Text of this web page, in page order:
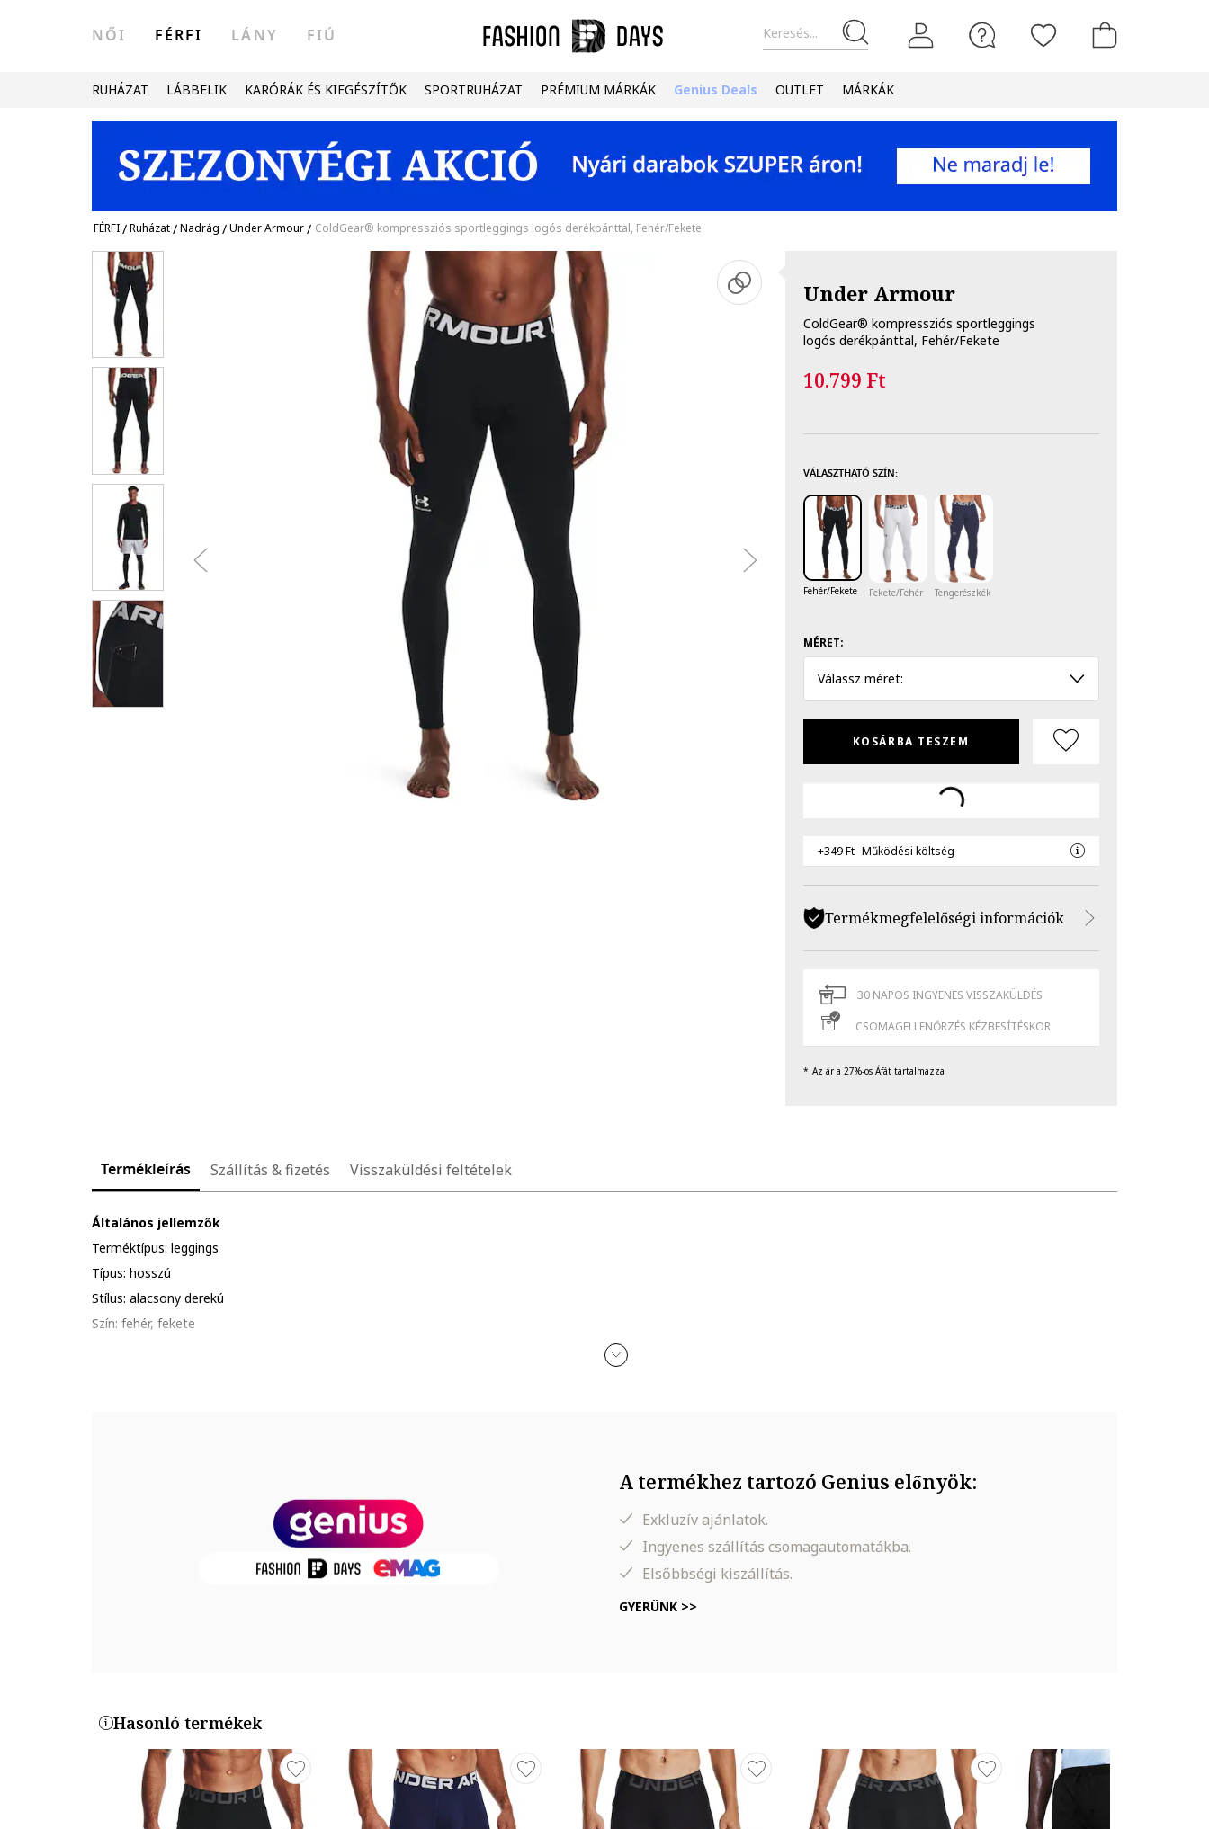
Keresés...
NŐI FÉRFI LÁNY FIÚ
RUHÁZAT LÁBBELIK KARÓRÁK ÉS KIEGÉSZÍTŐK SPORTRUHÁZAT PRÉMIUM MÁRKÁK Genius Deals OUTLET MÁRKÁK
FÉRFI/Ruházat/Nadrág /Under Armour/ ColdGear® kompressziós sportleggings logós derékpánttal, Fehér/Fekete
Under Armour
ColdGear® kompressziós sportleggings
logós derékpánttal, Fehér/Fekete
10.799 Ft
VÁLASZTHATÓ SZÍN:
Fehér/Fekete Fekete/Fehér Tengerészkék
MÉRET:
Válassz méret:
KOSÁRBA TESZEM
+349 Ft Működési költség
Termékmegfelelőségi információk
30 NAPOS INGYENES VISSZAKÜLDÉS
CSOMAGELLENŐRZÉS KÉZBESÍTÉSKOR
Az ár a 27%-os Áfát tartalmazza
Termékleírás Szállítás & fizetés Visszaküldési feltételek
Általános jellemzők
Terméktípus: leggings
Típus: hosszú
Stílus: alacsony derekú
Szín: fehér, fekete
Részletek: logó, ergonomikus dizájn, logós pánt, telefontartó zseb, négy irányban nyúló anyag, nedvességet elvezető anyag
Külső anyag: 87% poliészter, 13% elasztán
A termékhez tartozó Genius előnyök:
Exkluzív ajánlatok.
Ingyenes szállítás csomagautomatákba.
Elsőbbségi kiszállítás.
GYERÜNK >>
Hasonló termékek